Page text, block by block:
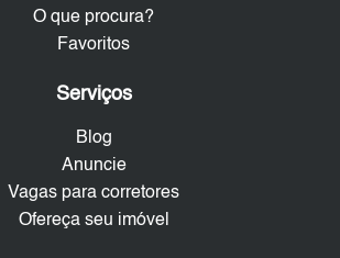
O que procura?
Favoritos
Serviços
Blog
Anuncie
Vagas para corretores
Ofereça seu imóvel